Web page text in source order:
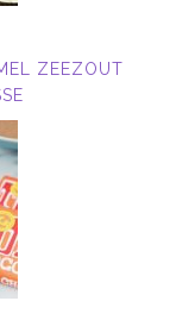
ZEEZOUT